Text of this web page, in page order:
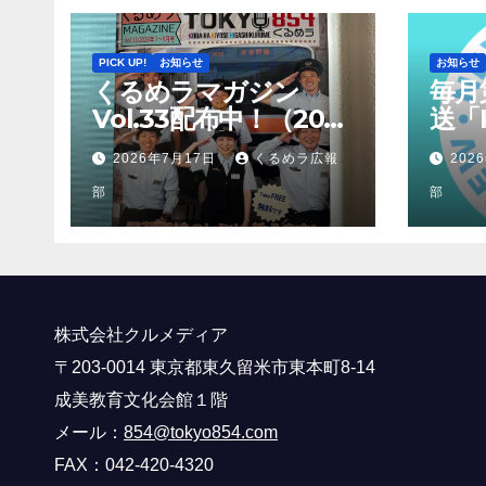
PICK UP! お知らせ
くるめラマガジン
Vol.33配布中！（2026
年7月～9月）
2026年7月17日 くるめラ広報
部
お知らせ
毎月
送
部
株式会社クルメディア
〒203-0014 東京都東久留米市東本町8-14
成美教育文化会館１階
メール： 854@tokyo854.com
FAX：042-420-4320